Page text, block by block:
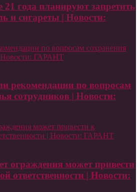
года планируют запретить
и сигареты | Новости:
по вопросам сохранения
Новости: ГАРАНТ
рекомендации по вопросам
сотрудников | Новости:
может привести к
| Новости: ГАРАНТ
ограждения может привести
ответственности | Новости: